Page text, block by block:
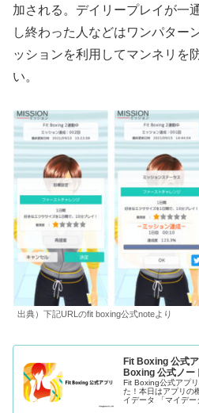
加される。デイリープレイが一
し終わった人などはワンパター
ッションを利用してマンネリを
い。
出典）下記URLのfit boxing公式noteより
Fit Boxing 公式
Boxing 公式ノー
Fit Boxing公式アプ
た！本日はアプリの
イデータ 「マイデー